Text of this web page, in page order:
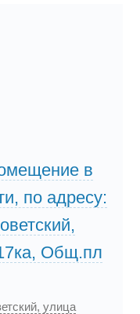
в
по адресу:
Общ.пл
улица